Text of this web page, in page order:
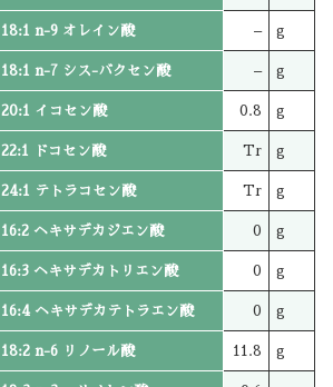
18:1 n-9 オレイン酸 – g
18:1 n-7 シス-バクセン酸 – g
20:1 イコセン酸 0.8 g
22:1 ドコセン酸 Tr g
24:1 テトラコセン酸 Tr g
16:2 ヘキサデカジエン酸 0 g
16:3 ヘキサデカトリエン酸 0 g
16:4 ヘキサデカテトラエン酸 0 g
18:2 n-6 リノール酸 11.8 g